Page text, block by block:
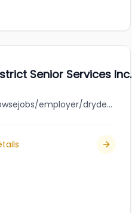
Senior Services Inc.
jobbank.gc.ca/browsejobs/employer/dryden+district+senior+services+inc./ca